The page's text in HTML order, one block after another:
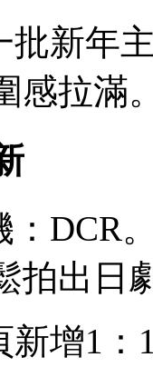
批新年
感拉滿。
：DCR
拍出日
增1：